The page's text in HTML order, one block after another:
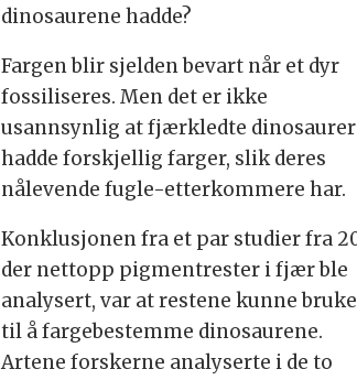
dinosaurene hadde?
Fargen blir sjelden bevart når et dyr
fossiliseres. Men det er ikke
usannsynlig at fjærkledte dinosaurer
hadde forskjellig farger, slik deres
nålevende fugle-etterkommere har.
Konklusjonen fra et par studier fra
der nettopp pigmentrester i fjær ble
analysert, var at restene kunne
til å fargebestemme dinosaurene.
Artene forskerne analyserte i de to